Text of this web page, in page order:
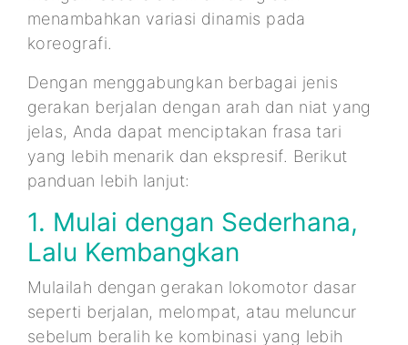
menambahkan variasi dinamis pada
koreografi.
Dengan menggabungkan berbagai jenis
gerakan berjalan dengan arah dan niat yang
jelas, Anda dapat menciptakan frasa tari
yang lebih menarik dan ekspresif. Berikut
panduan lebih lanjut:
1. Mulai dengan Sederhana,
Lalu Kembangkan
Mulailah dengan gerakan lokomotor dasar
seperti berjalan, melompat, atau meluncur
sebelum beralih ke kombinasi yang lebih